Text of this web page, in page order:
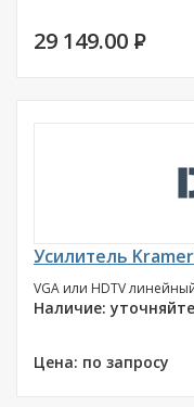
29 149.00 P
Усилитель
VGA или HDTV
Наличие:
Цена: по запросу